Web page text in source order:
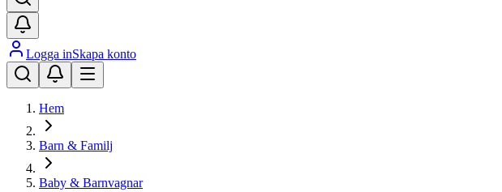
Logga inSkapa konto
Hem
Barn & Familj
Baby & Barnvagnar